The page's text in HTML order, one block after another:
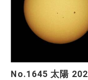
No.1645 太陽